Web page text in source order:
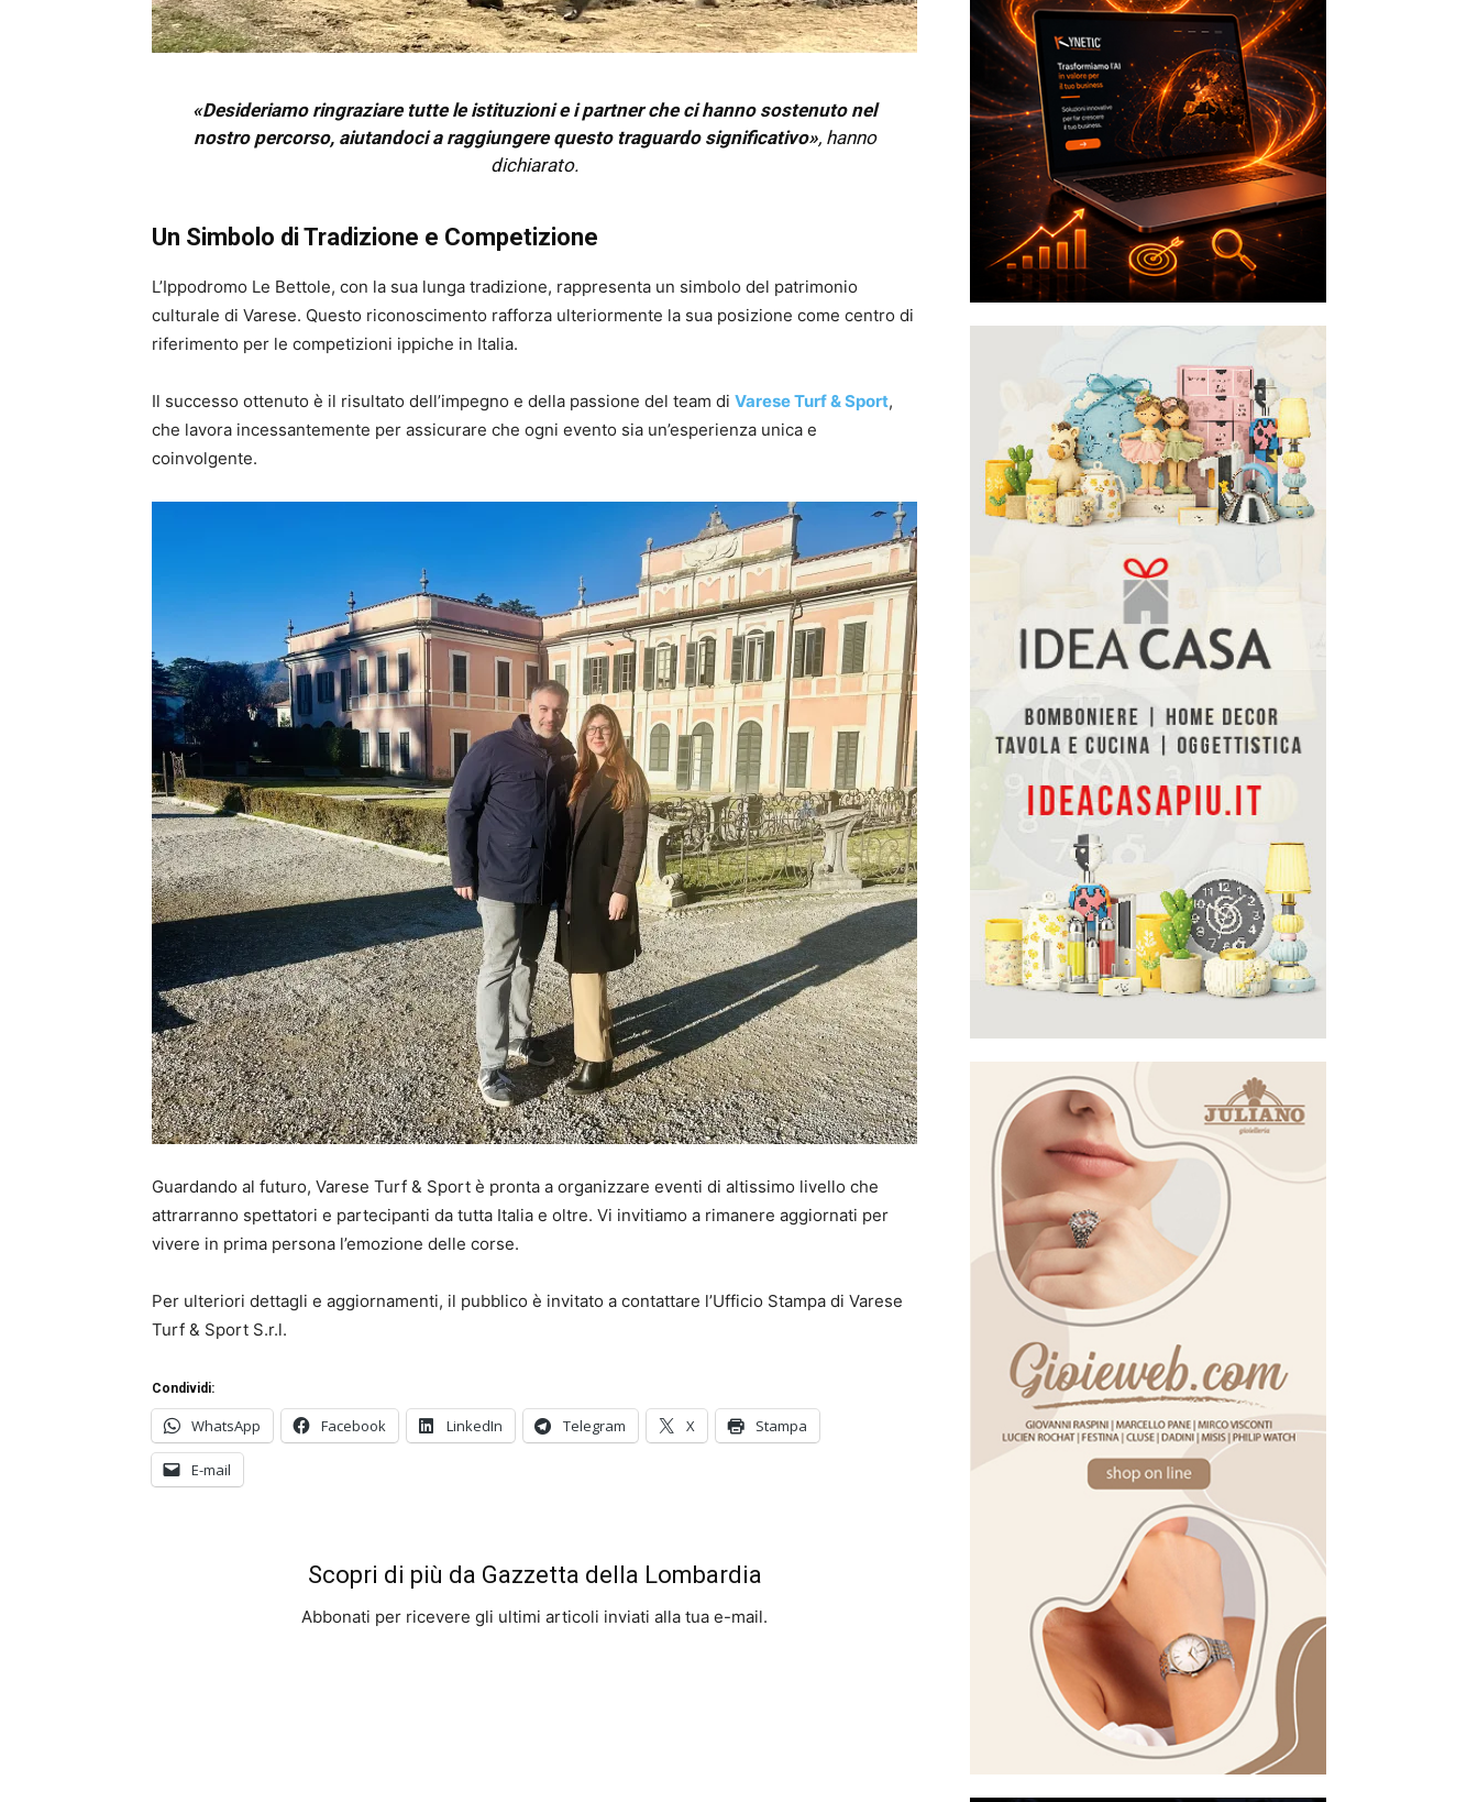
«Desideriamo ringraziare tutte le istituzioni e i partner che ci hanno sostenuto nel
nostro percorso, aiutandoci a raggiungere questo traguardo significativo», hanno
dichiarato.
Un Simbolo di Tradizione e Competizione
L’Ippodromo Le Bettole, con la sua lunga tradizione, rappresenta un simbolo del patrimonio
culturale di Varese. Questo riconoscimento rafforza ulteriormente la sua posizione come centro di
riferimento per le competizioni ippiche in Italia.
Il successo ottenuto è il risultato dell’impegno e della passione del team di Varese Turf & Sport,
che lavora incessantemente per assicurare che ogni evento sia un’esperienza unica e
coinvolgente.
Guardando al futuro, Varese Turf & Sport è pronta a organizzare eventi di altissimo livello che
attrarranno spettatori e partecipanti da tutta Italia e oltre. Vi invitiamo a rimanere aggiornati per
vivere in prima persona l’emozione delle corse.
Per ulteriori dettagli e aggiornamenti, il pubblico è invitato a contattare l’Ufficio Stampa di Varese
Turf & Sport S.r.l.
Condividi:
WhatsApp Facebook LinkedIn Telegram X Stampa
E-mail
Scopri di più da Gazzetta della Lombardia
Abbonati per ricevere gli ultimi articoli inviati alla tua e-mail.